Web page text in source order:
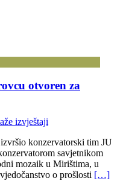
otvoren za
izvještaji
konzervatorski tim JU
savjetnikom
mozaik u Mirištima, u
o prošlosti […]